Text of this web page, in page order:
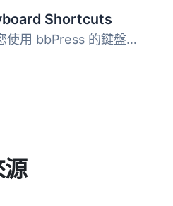
Shortcuts
這個外掛提供您使用 bbPress 的鍵盤快捷鍵。 內含的鍵盤快捷...